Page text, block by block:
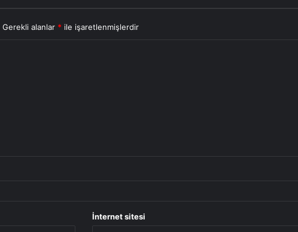
Gerekli alanlar * ile işaretlenmişlerdir
İnternet sitesi